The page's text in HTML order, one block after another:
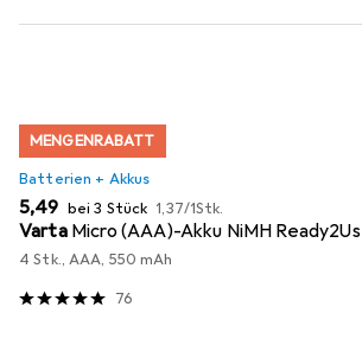
MENGENRABATT
Batterien + Akkus
EUR
5,49 bei 3 Stück EUR
1,37/1Stk.
Varta Micro (AAA)-Akku NiMH Ready2Us
4 Stk., AAA, 550 mAh
76